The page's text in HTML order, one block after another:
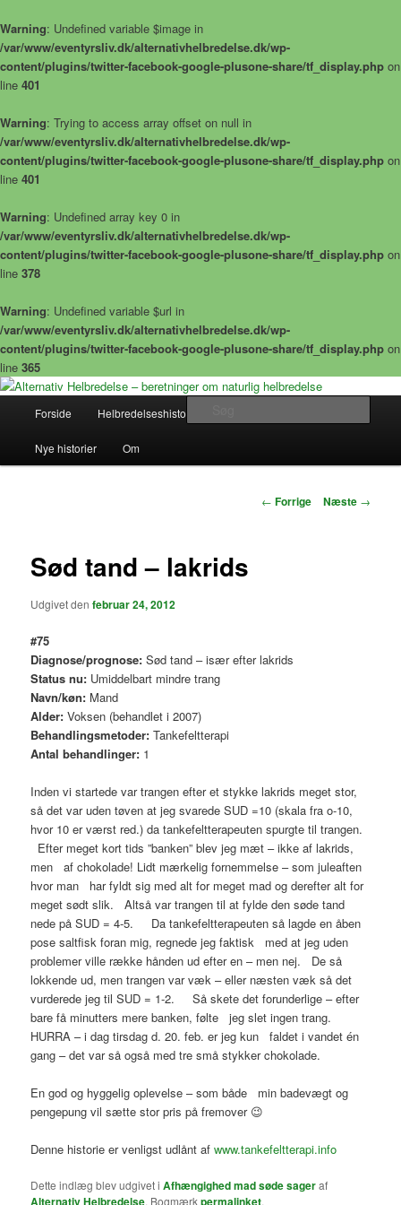
Warning: Undefined variable $image in
/var/www/eventyrsliv.dk/alternativhelbredelse.dk/wp-
content/plugins/twitter-facebook-google-plusone-share/tf_display.php on
line 401
Warning: Trying to access array offset on null in
/var/www/eventyrsliv.dk/alternativhelbredelse.dk/wp-
content/plugins/twitter-facebook-google-plusone-share/tf_display.php on
line 401
Warning: Undefined array key 0 in
/var/www/eventyrsliv.dk/alternativhelbredelse.dk/wp-
content/plugins/twitter-facebook-google-plusone-share/tf_display.php on
line 378
Warning: Undefined variable $url in
/var/www/eventyrsliv.dk/alternativhelbredelse.dk/wp-
content/plugins/twitter-facebook-google-plusone-share/tf_display.php on
line 365
Alternativ Helbredelse – beretninger
Alternative helbredelseshistorier – naturlig helbredelse
Fortsæt
til
Forside Helbredelseshistorier
Nye historier Om
Indlægsnavigation
← Forrige Næste →
Sød tand – lakrids
Udgivet denfebruar 24, 2012
#75
Diagnose/prognose: Sød tand – især efter lakrids
Status nu: Umiddelbart mindre trang
Navn/køn: Mand
Alder: Voksen (behandlet i 2007)
Behandlingsmetoder:Tankefeltterapi
Antal behandlinger: 1
Inden vi startede var trangen efter et stykke lakrids meget stor,
så det var uden tøven at jeg svarede SUD =10 (skala fra o-10,
hvor 10 er værst red.) da tankefeltterapeuten spurgte til trangen.
Efter meget kort tids ”banken” blev jeg mæt – ikke af lakrids,
men af chokolade! Lidt mærkelig fornemmelse – som juleaften
hvor man har fyldt sig med alt for meget mad og derefter alt for
meget sødt slik. Altså var trangen til at fylde den søde tand
nede på SUD = 4-5. Da tankefeltterapeuten så lagde en åben
pose saltfisk foran mig, regnede jeg faktisk med at jeg uden
problemer ville række hånden ud efter en – men nej. De så
lokkende ud, men trangen var væk – eller næsten væk så det
vurderede jeg til SUD = 1-2. Så skete det forunderlige – efter
bare få minutters mere banken, følte jeg slet ingen trang.
HURRA – i dag tirsdag d. 20. feb. er jeg kun faldet i vandet én
gang – det var så også med tre små stykker chokolade.
En god og hyggelig oplevelse – som både min badevægt og
pengepung vil sætte stor pris på fremover 😉
Denne historie er venligst udlånt afwww.tankefeltterapi.info
Dette indlæg blev udgivet iAfhængighed mad søde sageraf
Alternativ Helbredelse. Bogmærkpermalinket.